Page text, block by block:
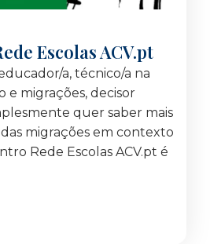
Escolas ACV.pt
a, técnico/a na
e migrações, decisor
quer saber mais
migrações em contexto
Rede Escolas ACV.pt é